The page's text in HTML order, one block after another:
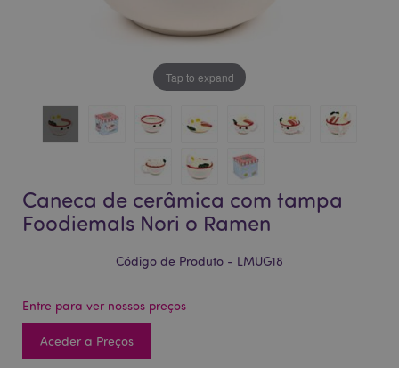
Tap to expand
Caneca de cerâmica com tampa
Foodiemals Nori o Ramen
Código de Produto - LMUG18
Entre para ver nossos preços
Aceder a Preços